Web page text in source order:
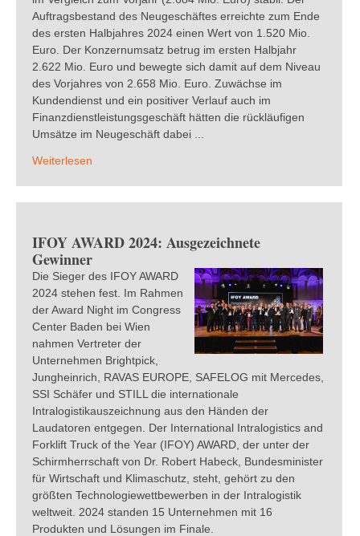
Auftragsbestand des Neugeschäftes erreichte zum Ende
des ersten Halbjahres 2024 einen Wert von 1.520 Mio.
Euro. Der Konzernumsatz betrug im ersten Halbjahr
2.622 Mio. Euro und bewegte sich damit auf dem Niveau
des Vorjahres von 2.658 Mio. Euro. Zuwächse im
Kundendienst und ein positiver Verlauf auch im
Finanzdienstleistungsgeschäft hätten die rückläufigen
Umsätze im Neugeschäft dabei ...
Weiterlesen
IFOY AWARD 2024: Ausgezeichnete
Gewinner
Die Sieger des IFOY AWARD
2024 stehen fest. Im Rahmen
der Award Night im Congress
Center Baden bei Wien
nahmen Vertreter der
Unternehmen Brightpick,
Jungheinrich, RAVAS EUROPE, SAFELOG mit Mercedes,
SSI Schäfer und STILL die internationale
Intralogistikauszeichnung aus den Händen der
Laudatoren entgegen. Der International Intralogistics and
Forklift Truck of the Year (IFOY) AWARD, der unter der
Schirmherrschaft von Dr. Robert Habeck, Bundesminister
für Wirtschaft und Klimaschutz, steht, gehört zu den
größten Technologiewettbewerben in der Intralogistik
weltweit. 2024 standen 15 Unternehmen mit 16
Produkten und Lösungen im Finale.